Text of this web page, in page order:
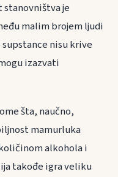
stanovništva je
malim brojem ljudi
nisu krive
izazvati
šta, naučno,
mamurluka
alkohola i
takođe igra veliku